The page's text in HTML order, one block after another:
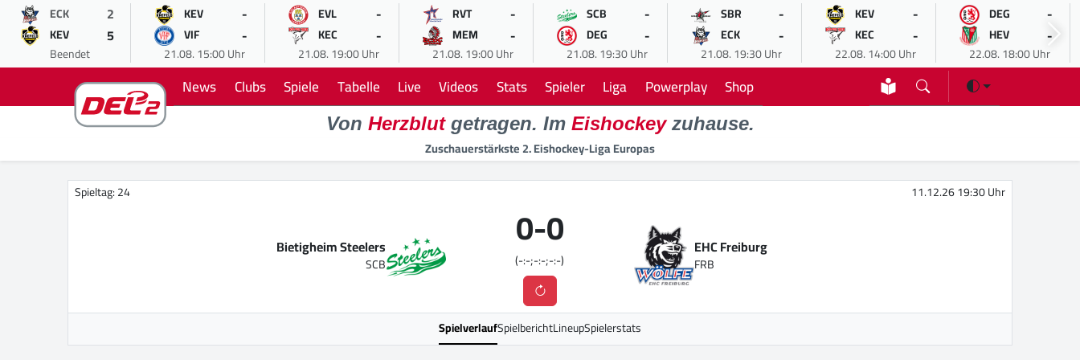
ECK 2
KEV 5
Beendet
KEV -
VIF -
21.08. 15:00 Uhr
EVL -
KEC -
21.08. 19:00 Uhr
RVT -
MEM -
21.08. 19:00 Uhr
SCB -
DEG -
21.08. 19:30 Uhr
SBR -
ECK -
21.08. 19:30 Uhr
KEV -
KEC -
22.08. 14:00 Uhr
DEG -
HEV -
22.08. 18:00 Uhr
News Clubs Spiele Tabelle Live Videos Stats Spieler Liga Powerplay Shop
Von Herzblutgetragen. Im Eishockeyzuhause.
Zuschauerstärkste 2. Eishockey-Liga Europas
Spieltag: 24 11.12.26 19:30 Uhr
Bietigheim Steelers
SCB
0-0
(-:-;-:-;-:-)
EHC Freiburg
FRB
SpielverlaufSpielberichtLineupSpielerstats